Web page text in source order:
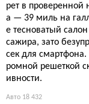
рет в проверенной
а — 39 миль на
е тесноватый
сажира, зато
сек для смартфона.
ромной решеткой
ивности.
Авто 18 432